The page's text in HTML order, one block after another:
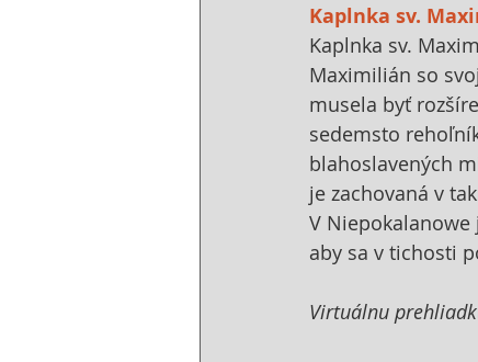
Kaplnka sv.
Kaplnka sv.
Maximilián so
musela byť
sedemsto
blahoslavených
je zachovaná v
V
aby sa v tichosti
Virtuálnu